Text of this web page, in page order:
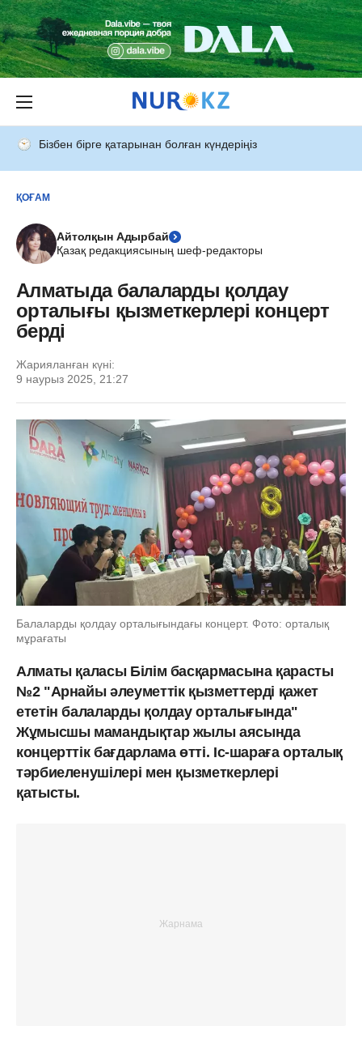
Бізбен бірге қатарынан болған күндеріңіз
ҚОҒАМ
Айтолқын Адырбай
Қазақ редакциясының шеф-редакторы
Алматыда балаларды қолдау
орталығы қызметкерлері концерт
берді
Жарияланған күні:
9 наурыз 2025, 21:27
Балаларды қолдау орталығындағы концерт. Фото: орталық
мұрағаты
Алматы қаласы Білім басқармасына қарасты
№2 "Арнайы әлеуметтік қызметтерді қажет
ететін балаларды қолдау орталығында"
Жұмысшы мамандықтар жылы аясында
концерттік бағдарлама өтті. Іс-шараға орталық
тәрбиеленушілері мен қызметкерлері
қатысты.